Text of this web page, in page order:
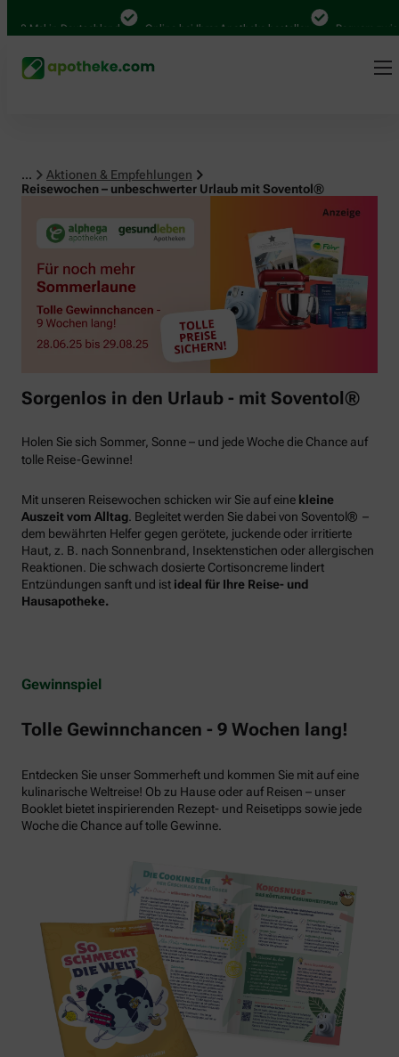
Mal in Deutschland Online bei Ihrer Apotheke bestellen Bequem
...
Aktionen & Empfehlungen
Reisewochen – unbeschwerter Urlaub mit Soventol®
Sorgenlos in den Urlaub - mit Soventol®
Holen Sie sich Sommer, Sonne – und jede Woche die Chance auf
tolle Reise-Gewinne!
Mit unseren Reisewochen schicken wir Sie auf eine kleine
Auszeit vom Alltag . Begleitet werden Sie dabei von Soventol® –
dem bewährten Helfer gegen gerötete, juckende oder irritierte
Haut, z. B. nach Sonnenbrand, Insektenstichen oder allergischen
Reaktionen. Die schwach dosierte Cortisoncreme lindert
Entzündungen sanft und ist ideal für Ihre Reise- und
Hausapotheke.
Gewinnspiel
Tolle Gewinnchancen - 9 Wochen lang!
Entdecken Sie unser Sommerheft und kommen Sie mit auf eine
kulinarische Weltreise! Ob zu Hause oder auf Reisen – unser
Booklet bietet inspirierenden Rezept- und Reisetipps sowie jede
Woche die Chance auf tolle Gewinne.